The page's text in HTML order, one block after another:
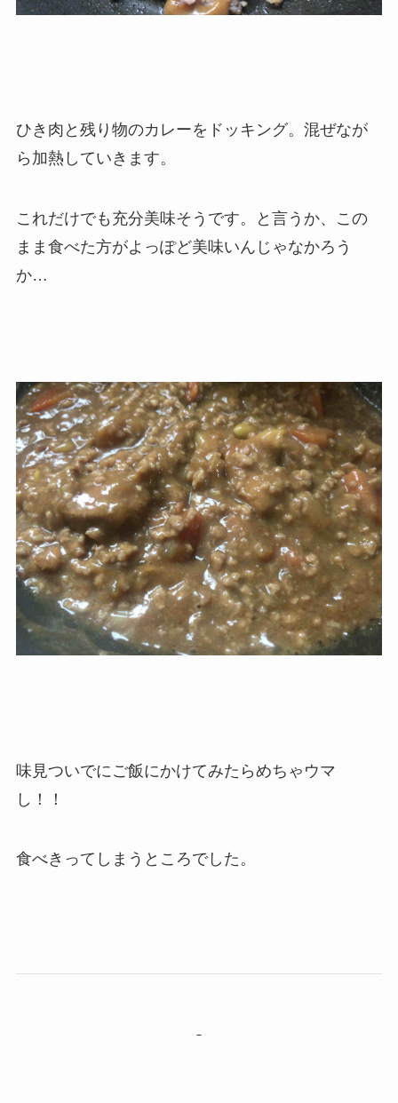
ひき肉と残り物のカレーをドッキング。混ぜなが
ら加熱していきます。
これだけでも充分美味そうです。と言うか、この
まま食べた方がよっぽど美味いんじゃなかろう
か…
味見ついでにご飯にかけてみたらめちゃウマ
し！！
食べきってしまうところでした。